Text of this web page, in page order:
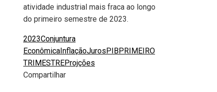
atividade industrial mais fraca ao longo
do primeiro semestre de 2023.
2023Conjuntura
EconômicaInflaçãoJurosPIBPRIMEIRO
TRIMESTREProjções
Compartilhar